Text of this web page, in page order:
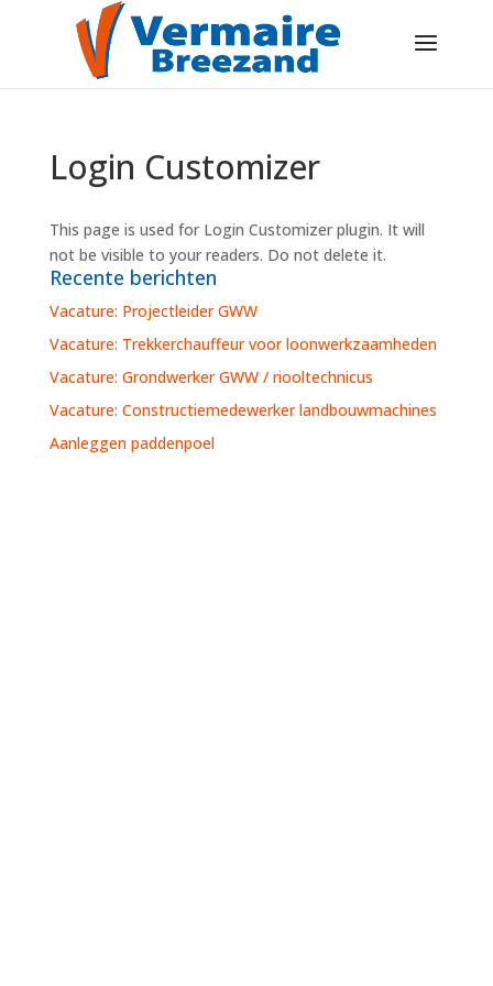
Login Customizer
This page is used for Login Customizer plugin. It will
not be visible to your readers. Do not delete it.
Recente berichten
Vacature: Projectleider GWW
Vacature: Trekkerchauffeur voor loonwerkzaamheden
Vacature: Grondwerker GWW / riooltechnicus
Vacature: Constructiemedewerker landbouwmachines
Aanleggen paddenpoel